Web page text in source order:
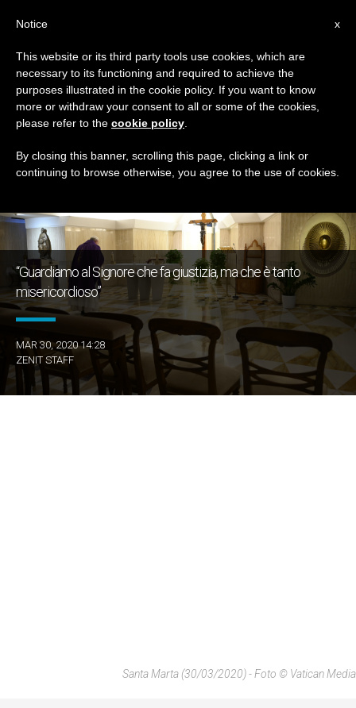
GIORNO
Marzo 30th, 2020
ULTIME NOTIZIE
“Guardiamo al Signore che fa giustizia, ma che è tanto
misericordioso”
MAR 30, 2020 14:28
ZENIT STAFF
Santa Marta (30/03/2020) - Foto © Vatican Media
x
Notice
This website or its third party tools use cookies, which are
necessary to its functioning and required to achieve the
purposes illustrated in the cookie policy. If you want to know
more or withdraw your consent to all or some of the cookies,
please refer to the cookie policy
By closing this banner, scrolling this page, clicking a link or
continuing to browse otherwise, you agree to the use of cookies.